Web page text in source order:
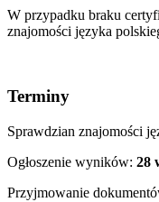
W przypadku braku
znajomości języka
Terminy
Sprawdzian znajomości
Ogłoszenie wyników: 28
Przyjmowanie